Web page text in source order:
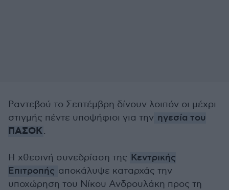
Ραντεβού το Σεπτέμβρη δίνουν λοιπόν οι μέχρι
στιγμής πέντε υποψήφιοι για την ηγεσία του
ΠΑΣΟΚ.
Η χθεσινή συνεδρίαση της Κεντρικής
Επιτροπής αποκάλυψε καταρχάς την
υποχώρηση του Νίκου Ανδρουλάκη προς τη